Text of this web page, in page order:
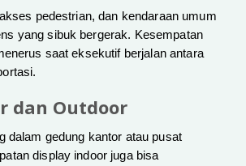
pedestrian, dan kendaraan umum
yang sibuk bergerak. Kesempatan
saat eksekutif berjalan antara
dan Outdoor
dalam gedung kantor atau pusat
display indoor juga bisa